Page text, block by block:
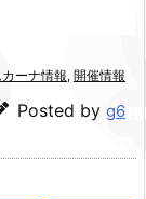
ーナ情報, 開催情報
Posted by g6